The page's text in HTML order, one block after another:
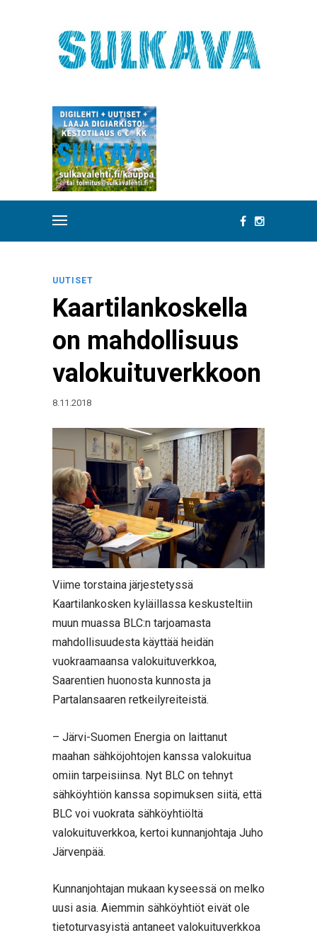
UUTISET
Kaartilankoskella
on mahdollisuus
valokuituverkkoon
8.11.2018
Viime torstaina järjestetyssä
Kaartilankosken kyläillassa keskusteltiin
muun muassa BLC:n tarjoamasta
mahdollisuudesta käyttää heidän
vuokraamaansa valokuituverkkoa,
Saarentien huonosta kunnosta ja
Partalansaaren retkeilyreiteistä.
– Järvi-Suomen Energia on laittanut
maahan sähköjohtojen kanssa valokuitua
omiin tarpeisiinsa. Nyt BLC on tehnyt
sähköyhtiön kanssa sopimuksen siitä, että
BLC voi vuokrata sähköyhtiöltä
valokuituverkkoa, kertoi kunnanjohtaja Juho
Järvenpää.
Kunnanjohtajan mukaan kyseessä on melko
uusi asia. Aiemmin sähköyhtiöt eivät ole
tietoturvasyistä antaneet valokuituverkkoa